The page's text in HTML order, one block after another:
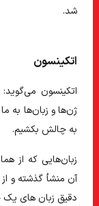
شد.
اتکینسون
اتکینسون می‌گوید:
ژن‌ها و زبان‌ها به
به چالش بکشیم.
زبان‌هایی که از
آن منشأ گذشته و
دقیق زبان های یک